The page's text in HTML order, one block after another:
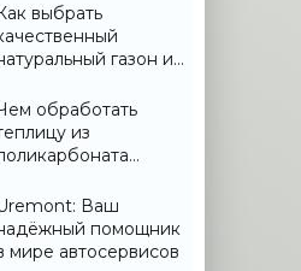
выбрать
газон и
обработать
из
подготовка
Ваш
помощник
мире автосервисов